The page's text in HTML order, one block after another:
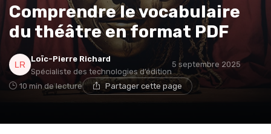
Comprendre le vocabulaire
du théâtre en format PDF
Loïc-Pierre Richard
Spécialiste des technologies d’édition
5 septembre 2025
10 min de lecture Partager cette page